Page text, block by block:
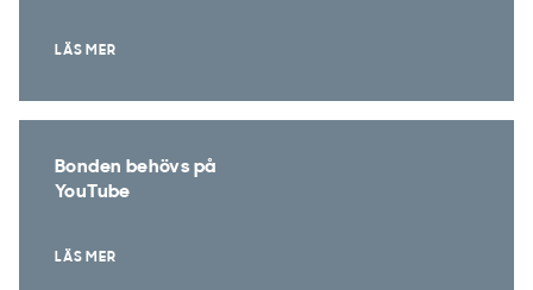
LÄS MER
Bonden behövs på
YouTube
LÄS MER